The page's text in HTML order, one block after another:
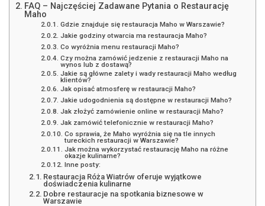
FAQ – Najczęściej Zadawane Pytania o Restaurację
Maho
Gdzie znajduje się restauracja Maho w Warszawie?
Jakie godziny otwarcia ma restauracja Maho?
Co wyróżnia menu restauracji Maho?
Czy można zamówić jedzenie z restauracji Maho na
wynos lub z dostawą?
Jakie są główne zalety i wady restauracji Maho według
klientów?
Jak opisać atmosferę w restauracji Maho?
Jakie udogodnienia są dostępne w restauracji Maho?
Jak złożyć zamówienie online w restauracji Maho?
Jak zamówić telefonicznie w restauracji Maho?
Co sprawia, że Maho wyróżnia się na tle innych
tureckich restauracji w Warszawie?
Jak można wykorzystać restaurację Maho na różne
okazje kulinarne?
Inne posty:
Restauracja Róża Wiatrów oferuje wyjątkowe
doświadczenia kulinarne
Dobre restauracje na spotkania biznesowe w
Warszawie